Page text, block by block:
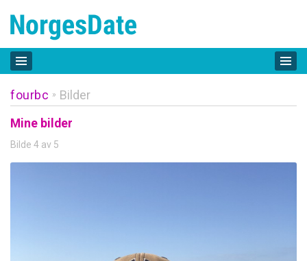
fourbc » Bilder
Mine bilder
Bilde 4 av 5